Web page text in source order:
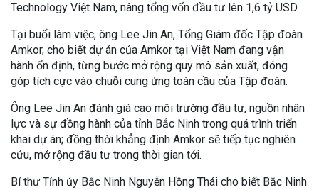
Technology Việt Nam, nâng tổng vốn đầu tư lên 1,6 tỷ USD.
Tại buổi làm việc, ông Lee Jin An, Tổng Giám đốc Tập đoàn
Amkor, cho biết dự án của Amkor tại Việt Nam đang vận
hành ổn định, từng bước mở rộng quy mô sản xuất, đóng
góp tích cực vào chuỗi cung ứng toàn cầu của Tập đoàn.
Ông Lee Jin An đánh giá cao môi trường đầu tư, nguồn nhân
lực và sự đồng hành của tỉnh Bắc Ninh trong quá trình triển
khai dự án; đồng thời khẳng định Amkor sẽ tiếp tục nghiên
cứu, mở rộng đầu tư trong thời gian tới.
Bí thư Tỉnh ủy Bắc Ninh Nguyễn Hồng Thái cho biết Bắc Ninh